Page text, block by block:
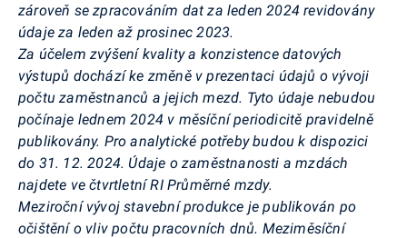
zároveň se zpracováním dat za leden 2024 revidovány
údaje za leden až prosinec 2023.
Za účelem zvýšení kvality a konzistence datových
výstupů dochází ke změně v prezentaci údajů o vývoji
počtu zaměstnanců a jejich mezd. Tyto údaje nebudou
počínaje lednem 2024 v měsíční periodicitě pravidelně
publikovány. Pro analytické potřeby budou k dispozici
do 31. 12. 2024. Údaje o zaměstnanosti a mzdách
najdete ve čtvrtletní RI Průměrné mzdy.
Meziroční vývoj stavební produkce je publikován po
očištění o vliv počtu pracovních dnů. Meziměsíční